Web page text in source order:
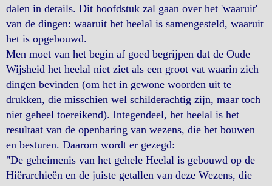
dalen in details. Dit hoofdstuk zal gaan over het 'waaruit'
van de dingen: waaruit het heelal is samengesteld, waaruit
het is opgebouwd.
Men moet van het begin af goed begrijpen dat de Oude
Wijsheid het heelal niet ziet als een groot vat waarin zich
dingen bevinden (om het in gewone woorden uit te
drukken, die misschien wel schilderachtig zijn, maar toch
niet geheel toereikend). Integendeel, het heelal is het
resultaat van de openbaring van wezens, die het bouwen
en besturen. Daarom wordt er gezegd:
"De geheimenis van het gehele Heelal is gebouwd op de
Hiërarchieën en de juiste getallen van deze Wezens, die